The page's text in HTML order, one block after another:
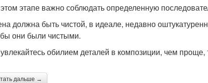
этапе важно соблюдать определенную
должна быть чистой, в идеале, недавно
они были чистыми.
обилием деталей в композиции, чем
дальше →